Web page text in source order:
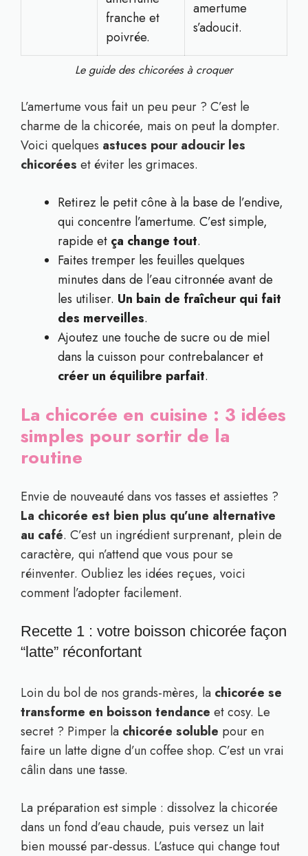
Le guide des chicorées à croquer
franche et
poivrée.
amertume
s’adoucit.
L’amertume vous fait un peu peur ? C’est le
charme de la chicorée, mais on peut la dompter.
Voici quelques astuces pour adoucir les
chicorées et éviter les grimaces.
Retirez le petit cône à la base de l’endive,
qui concentre l’amertume. C’est simple,
rapide et ça change tout.
Faites tremper les feuilles quelques
minutes dans de l’eau citronnée avant de
les utiliser. Un bain de fraîcheur qui fait
des merveilles.
Ajoutez une touche de sucre ou de miel
dans la cuisson pour contrebalancer et
créer un équilibre parfait.
La chicorée en cuisine : 3 idées
simples pour sortir de la
routine
Envie de nouveauté dans vos tasses et assiettes ?
La chicorée est bien plus qu’une alternative
au café. C’est un ingrédient surprenant, plein de
caractère, qui n’attend que vous pour se
réinventer. Oubliez les idées reçues, voici
comment l’adopter facilement.
Recette 1 : votre boisson chicorée façon
“latte” réconfortant
Loin du bol de nos grands-mères, la chicorée se
transforme en boisson tendance et cosy. Le
secret ? Pimper la chicorée soluble pour en
faire un latte digne d’un coffee shop. C’est un vrai
câlin dans une tasse.
La préparation est simple : dissolvez la chicorée
dans un fond d’eau chaude, puis versez un lait
bien moussé par-dessus. L’astuce qui change tout